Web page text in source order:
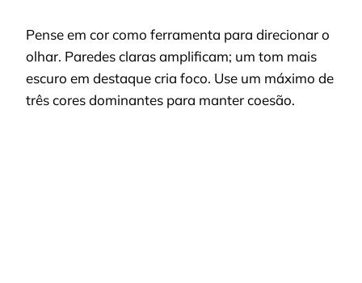
Pense em cor como ferramenta para direcionar o
olhar. Paredes claras amplificam; um tom mais
escuro em destaque cria foco. Use um máximo de
três cores dominantes para manter coesão.